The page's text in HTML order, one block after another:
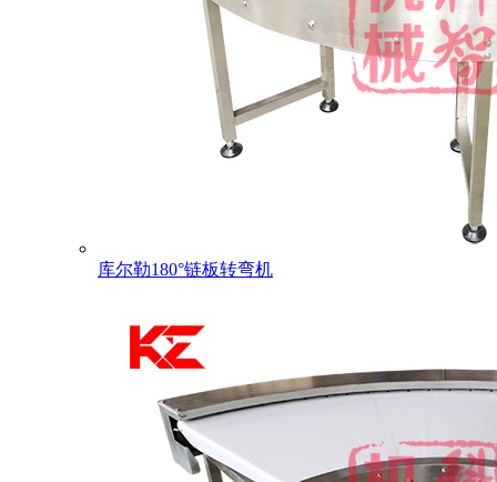
库尔勒180°链板转弯机